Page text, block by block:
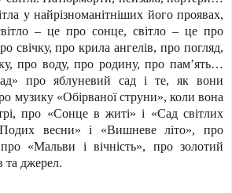
у найрізноманітніших його проявах,
– це про сонце, світло – це про
свічку, про крила ангелів, про погляд,
про воду, про родину, про пам’ять…
про яблуневий сад і те, як вони
музику «Обірваної струни», коли вона
про «Сонце в житі» і «Сад світлих
весни» і «Вишневе літо», про
«Мальви і вічність», про золотий
та джерел.